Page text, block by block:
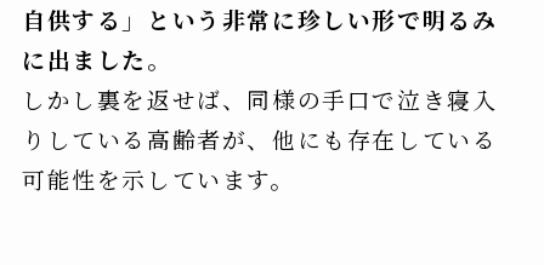
自供する」という非常に珍しい形で明るみ
に出ました。
しかし裏を返せば、同様の手口で泣き寝入
りしている高齢者が、他にも存在している
可能性を示しています。